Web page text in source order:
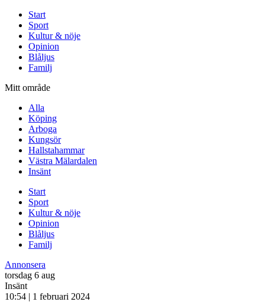
Start
Sport
Kultur & nöje
Opinion
Blåljus
Familj
Mitt område
Alla
Köping
Arboga
Kungsör
Hallstahammar
Västra Mälardalen
Insänt
Start
Sport
Kultur & nöje
Opinion
Blåljus
Familj
Annonsera
torsdag 6 aug
Insänt
10:54 | 1 februari 2024